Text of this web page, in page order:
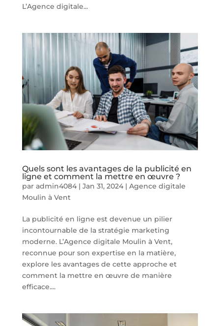
L’Agence digitale...
Quels sont les avantages de la publicité en
ligne et comment la mettre en œuvre ?
par admin4084| Jan 31, 2024| Agence digitale
Moulin à Vent
La publicité en ligne est devenue un pilier
incontournable de la stratégie marketing
moderne. L’Agence digitale Moulin à Vent,
reconnue pour son expertise en la matière,
explore les avantages de cette approche et
comment la mettre en œuvre de manière
efficace....